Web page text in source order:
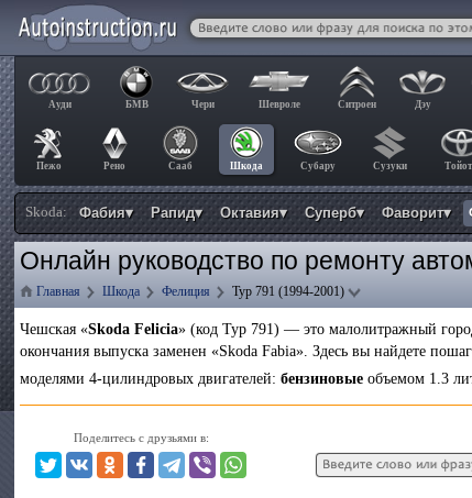
Ауди БМВ Чери Шевроле Ситроен Дэу
Пежо Рено Сааб Шкода Субару Сузуки
Skoda: Фабия▾ Рапид▾ Октавия▾ Суперб▾ Фаворит▾
Онлайн руководство по ремонту
Главная Шкода Фелиция Typ 791 (1994-2001)
Чешская «Skoda Felicia» (код Typ 791) — это малолитражный
окончания выпуска заменен «Skoda Fabia». Здесь вы найдете
моделями 4-цилиндровых двигателей:бензиновые объемом 1.3
Поделитесь с друзьями в: